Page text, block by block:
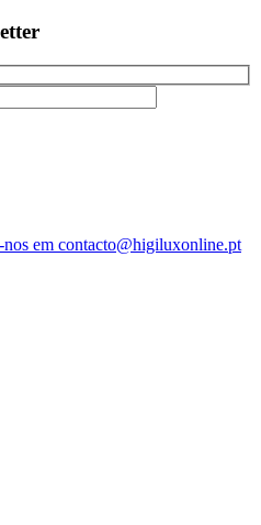
nos em contacto@higiluxonline.pt